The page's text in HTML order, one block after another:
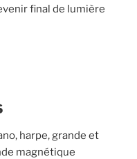
final de lumière
harpe, grande et
magnétique